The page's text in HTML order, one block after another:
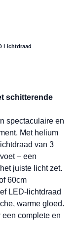
Lichtdraad
schitterende
spectaculaire en
Met helium
van 3
– een
juiste licht zet.
60cm
LED-lichtdraad
warme gloed.
complete en